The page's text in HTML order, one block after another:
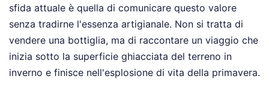
sfida attuale è quella di comunicare questo valore
senza tradirne l'essenza artigianale. Non si tratta di
vendere una bottiglia, ma di raccontare un viaggio che
inizia sotto la superficie ghiacciata del terreno in
inverno e finisce nell'esplosione di vita della primavera.